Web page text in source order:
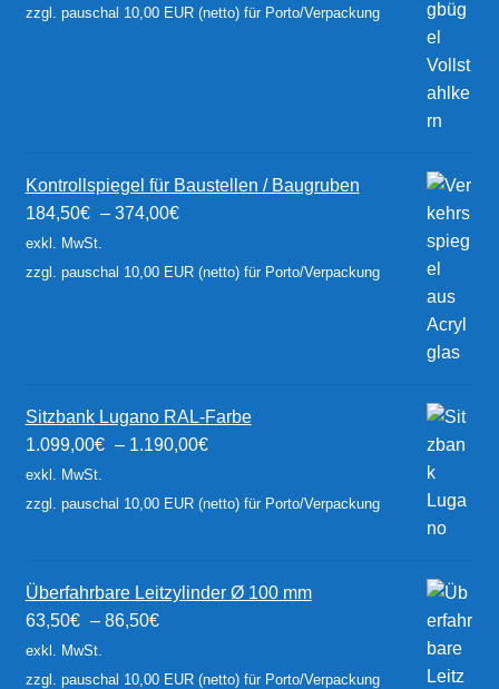
zzgl. pauschal 10,00 EUR (netto) für Porto/Verpackung
Kontrollspiegel für Baustellen / Baugruben
184,50€ – 374,00€
exkl. MwSt.
zzgl. pauschal 10,00 EUR (netto) für Porto/Verpackung
Sitzbank Lugano RAL-Farbe
1.099,00€ – 1.190,00€
exkl. MwSt.
zzgl. pauschal 10,00 EUR (netto) für Porto/Verpackung
Überfahrbare Leitzylinder Ø 100 mm
63,50€ – 86,50€
exkl. MwSt.
zzgl. pauschal 10,00 EUR (netto) für Porto/Verpackung